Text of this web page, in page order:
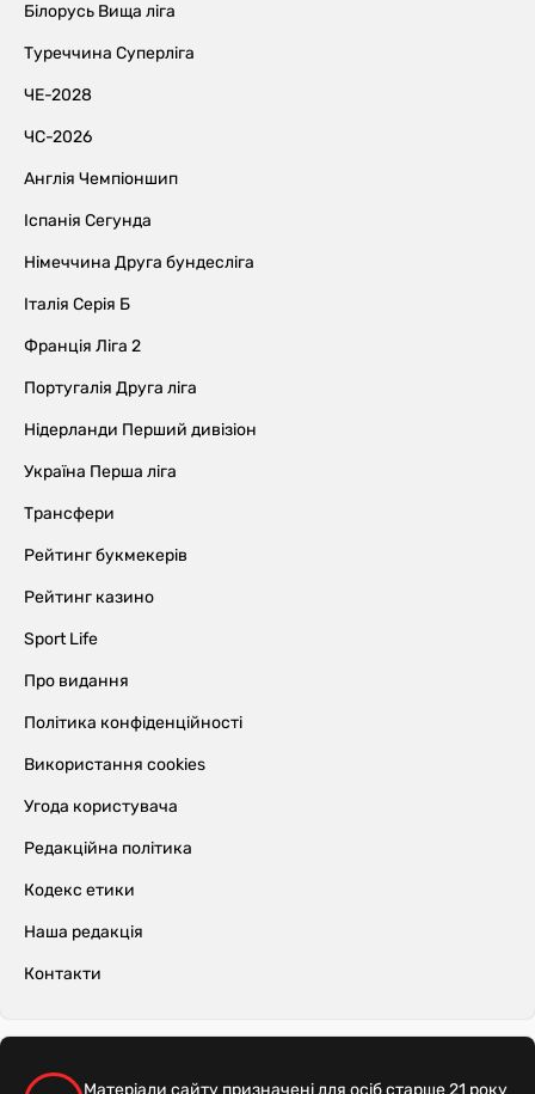
Білорусь Вища ліга
Туреччина Суперліга
ЧЕ-2028
ЧС-2026
Англія Чемпіоншип
Іспанія Сегунда
Німеччина Друга бундесліга
Італія Серія Б
Франція Ліга 2
Португалія Друга ліга
Нідерланди Перший дивізіон
Україна Перша ліга
Трансфери
Рейтинг букмекерів
Рейтинг казино
Sport Life
Про видання
Політика конфіденційності
Використання cookies
Угода користувача
Редакційна політика
Кодекс етики
Наша редакція
Контакти